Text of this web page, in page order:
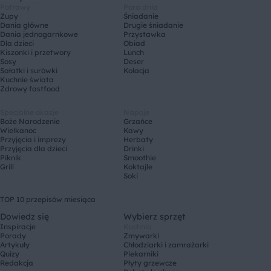
Zupy
Dania główne
Dania jednogarnkowe
Dla dzieci
Kiszonki i przetwory
Sosy
Sałatki i surówki
Kuchnie świata
Zdrowy fastfood
Śniadanie
Drugie śniadanie
Przystawka
Obiad
Lunch
Deser
Kolacja
Boże Narodzenie
Wielkanoc
Przyjęcia i imprezy
Przyjęcia dla dzieci
Piknik
Grill
Grzańce
Kawy
Herbaty
Drinki
Smoothie
Koktajle
Soki
TOP 10 przepisów miesiąca
Dowiedz się
Inspiracje
Porady
Artykuły
Quizy
Redakcja
Wybierz sprzęt
Zmywarki
Chłodziarki i zamrażarki
Piekarniki
Płyty grzewcze